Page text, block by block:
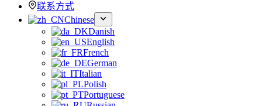
联系方式
Chinese
Danish
English
French
German
Italian
Polish
Portuguese